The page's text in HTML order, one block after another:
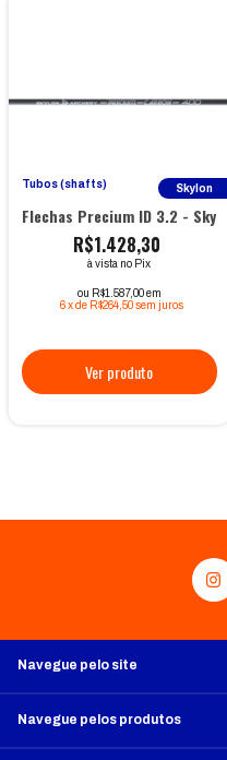
Tubos (shafts) Skylon
Flechas Precium ID 3.2 - Skylon
R$1.428,30
à vista no Pix
ou R$1.587,00 em
6 xde R$264,50 sem juros
Navegue pelo site
Navegue pelos produtos